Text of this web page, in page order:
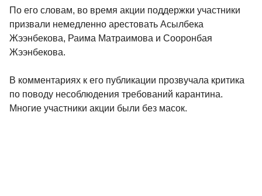
По его словам, во время акции поддержки участники
призвали немедленно арестовать Асылбека
Жээнбекова, Раима Матраимова и Сооронбая
Жээнбекова.
В комментариях к его публикации прозвучала критика
по поводу несоблюдения требований карантина.
Многие участники акции были без масок.